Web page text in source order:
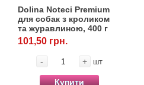
Dolina Noteci Premium
для собак з кроликом
та журавлиною, 400 г
101,50 грн.
- + шт
Купити